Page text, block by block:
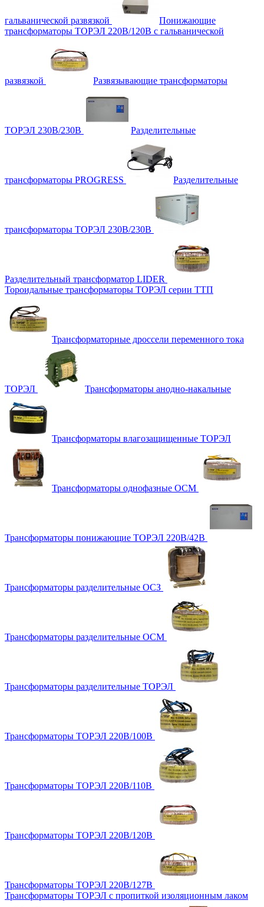
гальванической развязкой
Понижающие
трансформаторы ТОРЭЛ 220В/120В с гальванической
развязкой Развязывающие трансформаторы
ТОРЭЛ 230В/230В Разделительные
трансформаторы PROGRESS Разделительные
трансформаторы ТОРЭЛ 230В/230В
Разделительный трансформатор LIDER
Тороидальные трансформаторы ТОРЭЛ серии ТТП
Трансформаторные дроссели переменного тока
ТОРЭЛ Трансформаторы анодно-накальные
Трансформаторы влагозащищенные ТОРЭЛ
Трансформаторы однофазные ОСМ
Трансформаторы понижающие ТОРЭЛ 220В/42В
Трансформаторы разделительные ОСЗ
Трансформаторы разделительные ОСМ
Трансформаторы разделительные ТОРЭЛ
Трансформаторы ТОРЭЛ 220В/100В
Трансформаторы ТОРЭЛ 220В/110В
Трансформаторы ТОРЭЛ 220В/120В
Трансформаторы ТОРЭЛ 220В/127В
Трансформаторы ТОРЭЛ с пропиткой изоляционным лаком